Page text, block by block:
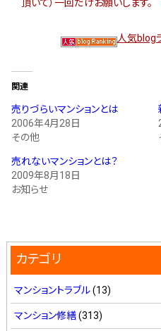
頂いて） 一回だけお願いします
人気blog
関連
売りづらいマンションとは
2006年4月28日
その他
売れないマンションとは？
2009年8月18日
お知らせ
カテゴリ
マンショントラブル(13)
マンション修繕(313)